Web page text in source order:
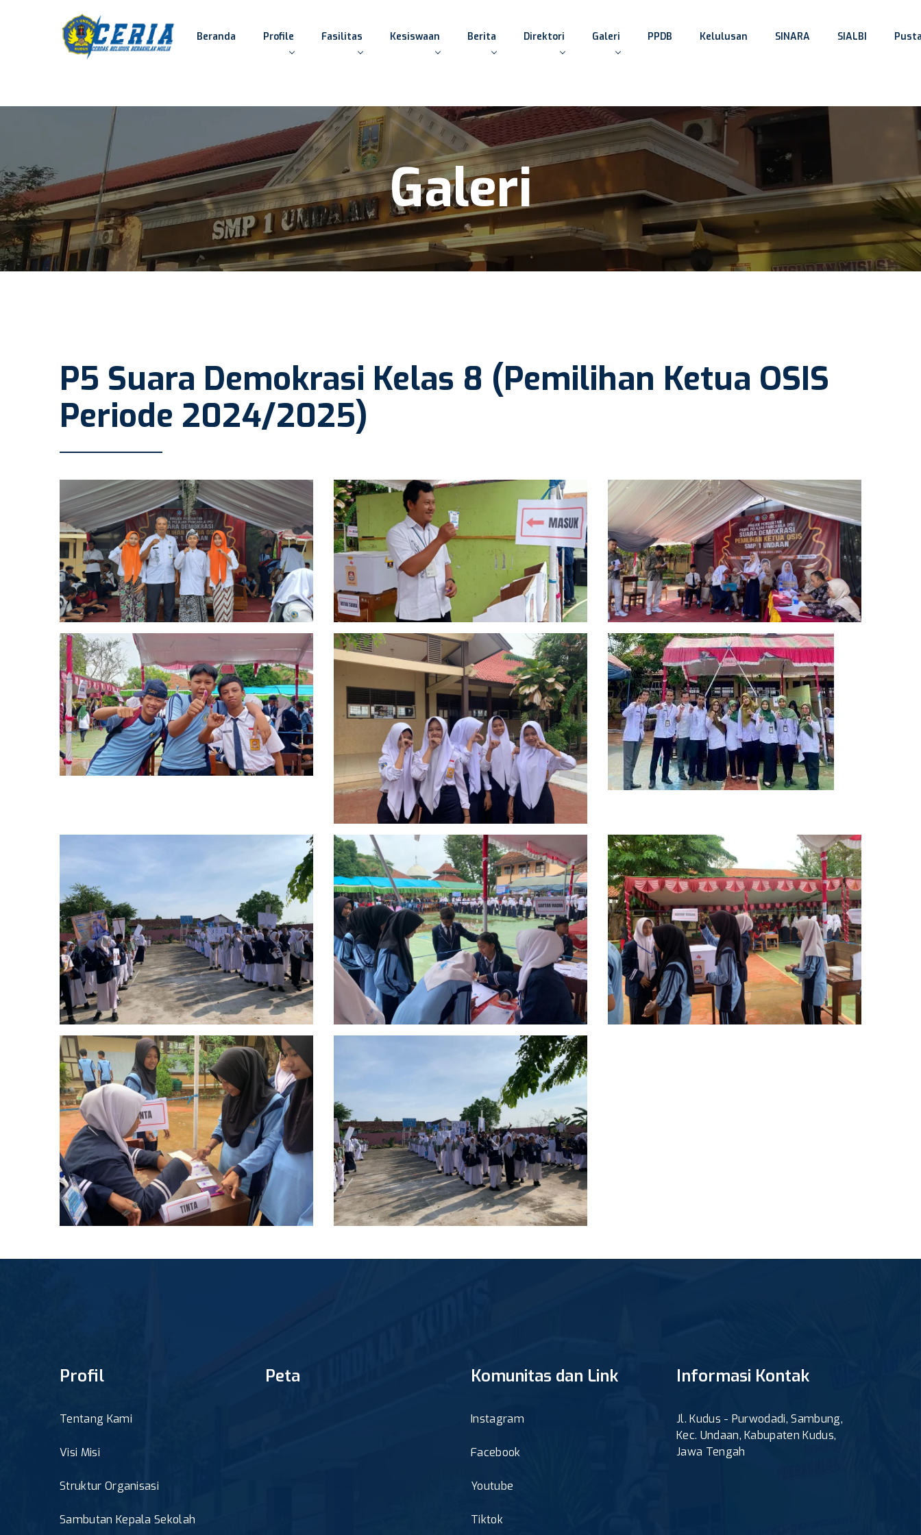
Beranda Profile Fasilitas Kesiswaan Berita Direktori Galeri PPDB Kelulusan SINARA SIALBI
Galeri
P5 Suara Demokrasi Kelas 8 (Pemilihan Ketua OSIS
Periode 2024/2025)
Profil
Tentang Kami
Visi Misi
Struktur Organisasi
Sambutan Kepala Sekolah
Peta Komunitas dan Link
Instagram
Facebook
Youtube
Tiktok
Informasi Kontak
Jl. Kudus - Purwodadi, Sambung,
Kec. Undaan, Kabupaten Kudus,
Jawa Tengah